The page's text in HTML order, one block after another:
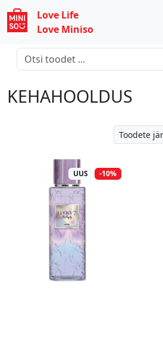
Love Life
Love Miniso
KEHAHOOLDUS
Toodete
UUS -10%